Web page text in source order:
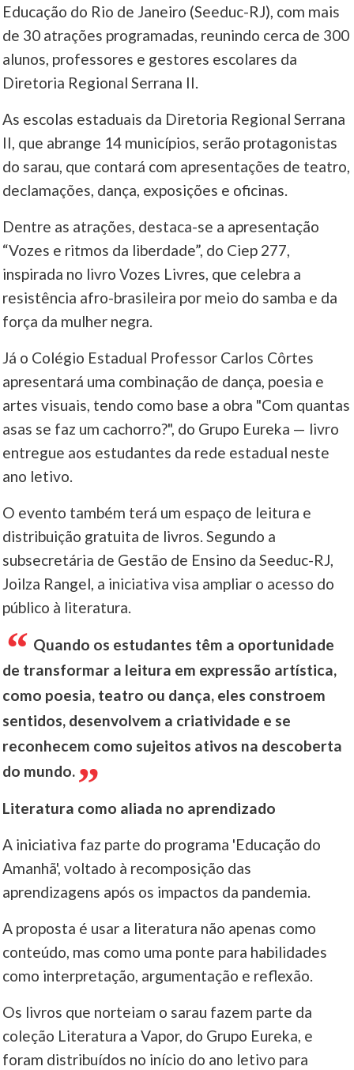
Educação do Rio de Janeiro (Seeduc-RJ), com mais
de 30 atrações programadas, reunindo cerca de 300
alunos, professores e gestores escolares da
Diretoria Regional Serrana II.
As escolas estaduais da Diretoria Regional Serrana
II, que abrange 14 municípios, serão protagonistas
do sarau, que contará com apresentações de teatro,
declamações, dança, exposições e oficinas.
Dentre as atrações, destaca-se a apresentação
“Vozes e ritmos da liberdade”, do Ciep 277,
inspirada no livro Vozes Livres, que celebra a
resistência afro-brasileira por meio do samba e da
força da mulher negra.
Já o Colégio Estadual Professor Carlos Côrtes
apresentará uma combinação de dança, poesia e
artes visuais, tendo como base a obra "Com quantas
asas se faz um cachorro?", do Grupo Eureka — livro
entregue aos estudantes da rede estadual neste
ano letivo.
O evento também terá um espaço de leitura e
distribuição gratuita de livros. Segundo a
subsecretária de Gestão de Ensino da Seeduc-RJ,
Joilza Rangel, a iniciativa visa ampliar o acesso do
público à literatura.
Quando os estudantes têm a oportunidade
de transformar a leitura em expressão artística,
como poesia, teatro ou dança, eles constroem
sentidos, desenvolvem a criatividade e se
reconhecem como sujeitos ativos na descoberta
do mundo.
Literatura como aliada no aprendizado
A iniciativa faz parte do programa 'Educação do
Amanhã', voltado à recomposição das
aprendizagens após os impactos da pandemia.
A proposta é usar a literatura não apenas como
conteúdo, mas como uma ponte para habilidades
como interpretação, argumentação e reflexão.
Os livros que norteiam o sarau fazem parte da
coleção Literatura a Vapor, do Grupo Eureka, e
foram distribuídos no início do ano letivo para